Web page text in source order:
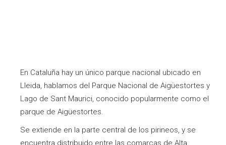
En Cataluña hay un único parque nacional ubicado en
Lleida, hablamos del Parque Nacional de Aigüestortes y
Lago de Sant Maurici, conocido popularmente como el
parque de Aigüestortes.
Se extiende en la parte central de los pirineos, y se